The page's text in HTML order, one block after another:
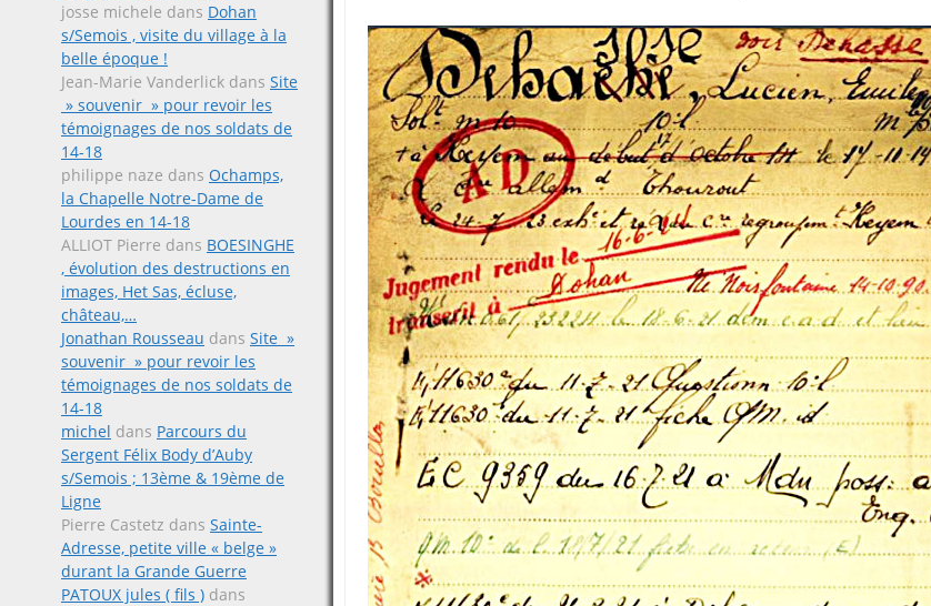
josse michele dans Dohan
s/Semois , visite du village à la
belle époque !
Jean-Marie Vanderlick dans Site
» souvenir » pour revoir les
témoignages de nos soldats de
14-18
philippe naze dans Ochamps,
la Chapelle Notre-Dame de
Lourdes en 14-18
ALLIOT Pierre dans BOESINGHE
, évolution des destructions en
images, Het Sas, écluse,
château,…
Jonathan Rousseau dans Site »
souvenir » pour revoir les
témoignages de nos soldats de
14-18
michel dans Parcours du
Sergent Félix Body d’Auby
s/Semois ; 13ème & 19ème de
Ligne
Pierre Castetz dans Sainte-
Adresse, petite ville « belge »
durant la Grande Guerre
PATOUX jules ( fils ) dans